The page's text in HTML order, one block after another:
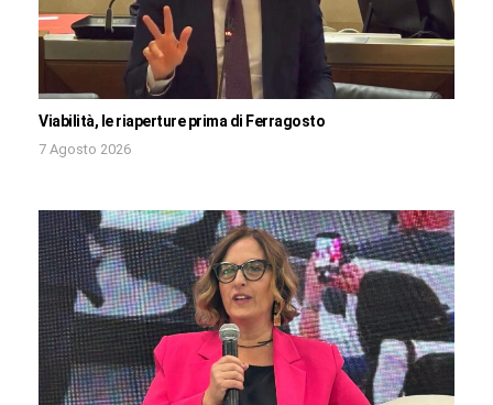
Viabilità, le riaperture prima di Ferragosto
7 Agosto 2026